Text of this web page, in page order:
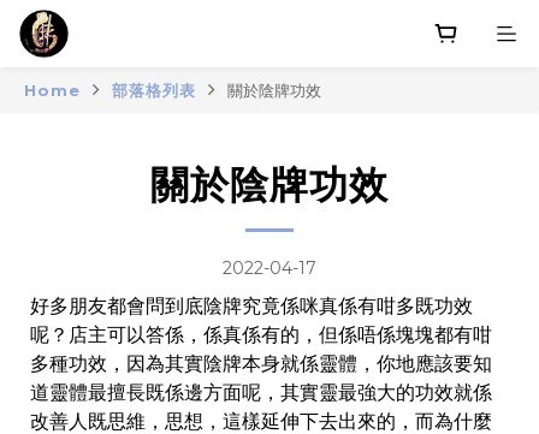
Home 部落格列表 關於陰牌功效
關於陰牌功效
2022-04-17
好多朋友都會問到底陰牌究竟係咪真係有咁多既功效
呢？店主可以答係，係真係有的，但係唔係塊塊都有咁
多種功效，因為其實陰牌本身就係靈體，你地應該要知
道靈體最擅長既係邊方面呢，其實靈最強大的功效就係
改善人既思維，思想，這樣延伸下去出來的，而為什麼